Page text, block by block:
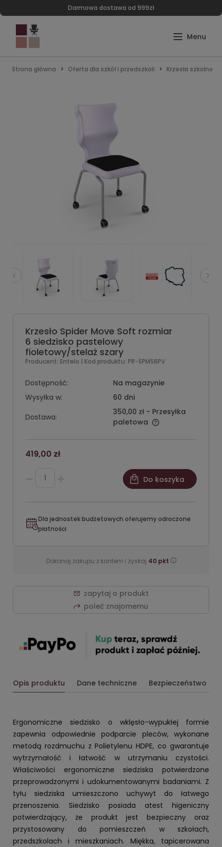
Darmowa dostawa od 999zł
Strona główna Oferta dla szkół i przedszkoli Krzesła szkolne
Krzesło Spider Move Soft rozmiar
6 siedzisko pastelowy
fioletowy/stelaż szary
Producent: Entelo | Kod produktu: PR-SPMS6PV
Dostępność:
Na magazynie
Wysyłka w:
60 dni
Dostawa:
350,00 zł - Przesyłka
paletowa
419,00 zł
Do koszyka
Dla jednostek budżetowych oferujemy odroczone
płatności
Dokonaj zakupu z kontem i zyskaj 40pkt
zapytaj o produkt
poleć znajomemu
Opis produktu Dane techniczne Bezpieczeństwo
Ergonomiczne siedzisko o wklęsło-wypukłej formie
zapewnia odpowiednie podparcie pleców, wykonane
metodą rozdmuchu z Polietylenu HDPE, co gwarantuje
wytrzymałość i łatwość w utrzymaniu czystości.
Właściwości ergonomiczne siedziska potwierdzone
przeprowadzonymi i udokumentowanymi badaniami. Z
tyłu siedziska umieszczono uchywyt do łatwego
przenoszenia. Siedzisko posiada atest higeniczny
potwierdzający, że produkt jest bezpieczny oraz
przystosowany do pomieszczeń w szkołach,
przedszkolach i mieszkaniach. Miękka, tapicerowana